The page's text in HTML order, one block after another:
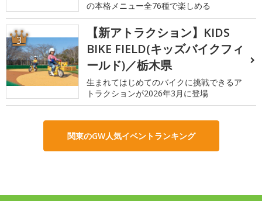
の本格メニュー全76種で楽しめる
3
【新アトラクション】KIDS
BIKE FIELD(キッズバイクフィ
ールド)／栃木県
生まれてはじめてのバイクに挑戦できるア
トラクションが2026年3月に登場
関東のGW人気イベントランキング